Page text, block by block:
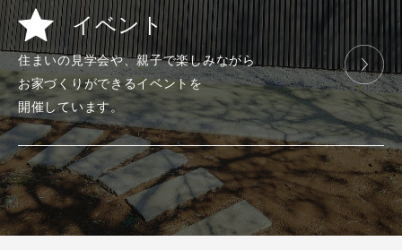
イベント
住まいの見学会や、親子で楽しみながら
お家づくりができるイベントを
開催しています。